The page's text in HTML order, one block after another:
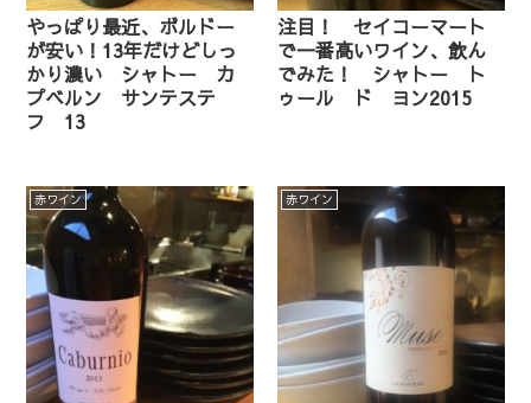
やっぱり最近、ボルドー
が安い！13年だけどしっ
かり濃い シャトー カ
プベルン サンテステ
フ 13
注目！ セイコーマート
で一番高いワイン、飲ん
でみた！ シャトー ト
ゥール ド ヨン2015
赤ワイン 赤ワイン